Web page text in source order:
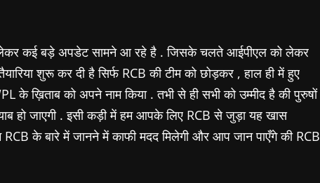
कई बड़े अपडेट सामने आ रहे है . जिसके चलते आईपीएल को लेकर
शुरू कर दी है सिर्फ RCB की टीम को छोड़कर , हाल ही में हुए
के ख़िताब को अपने नाम किया . तभी से ही सभी को उम्मीद है की पुरुषों
हो जाएगी . इसी कड़ी में हम आपके लिए RCB से जुड़ा यह खास
के बारे में जानने में काफी मदद मिलेगी और आप जान पाएँगे की RCB